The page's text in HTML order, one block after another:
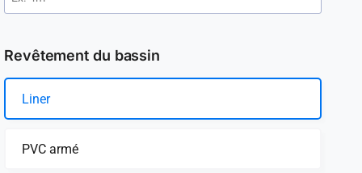
Revêtement du bassin
Liner
PVC armé